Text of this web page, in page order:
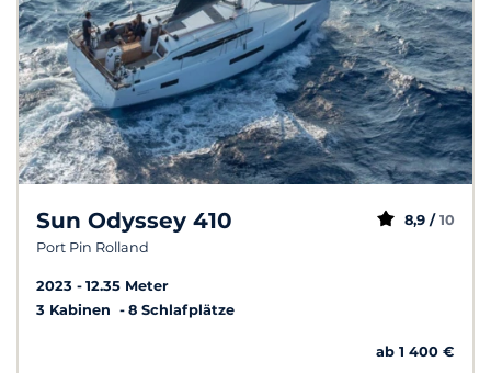
Sun Odyssey 410
Port Pin Rolland
8,9 / 10
2023
12.35 Meter
3 Kabinen
8 Schlafplätze
ab 1 400 €